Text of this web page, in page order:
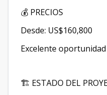
💰 PRECIOS
Desde: US$160,800
Excelente
🏗️ ESTADO DEL